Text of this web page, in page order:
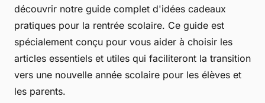
découvrir notre guide complet d'idées cadeaux
pratiques pour la rentrée scolaire. Ce guide est
spécialement conçu pour vous aider à choisir les
articles essentiels et utiles qui faciliteront la transition
vers une nouvelle année scolaire pour les élèves et
les parents.